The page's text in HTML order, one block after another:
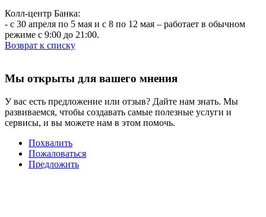
Колл-центр Банка:
- с 30 апреля по 5 мая и с 8 по 12 мая – работает в обычном
режиме с 9:00 до 21:00.
Возврат к списку
Мы открыты для вашего мнения
У вас есть предложение или отзыв? Дайте нам знать. Мы
развиваемся, чтобы создавать самые полезные услуги и
сервисы, и вы можете нам в этом помочь.
Похвалить
Пожаловаться
Предложить